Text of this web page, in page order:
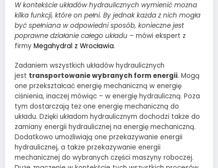
W kontekście układów hydraulicznych wymienić można
kilka funkcji, które on pełni. By jednak każda z nich mogła
być spełniana w odpowiedni sposób, konieczne jest
poprawne działanie całego układu – mówi ekspert z
firmy Megahydral z Wrocławia.
Zadaniem wszystkich układów hydraulicznych
jest transportowanie wybranych form energii. Mogą
one przekształcać energię mechaniczną w energię
ciśnienia, inaczej mówiąc – w energię hydrauliczną. Poza
tym dostarczają też one energię mechaniczną do
układu. Dzięki układom hydraulicznym dochodzi także do
zamiany energii hydraulicznej na energię mechaniczną.
Dodatkowo umożliwiają one przekazywanie energii
hydraulicznej, a także przekazywanie energii
mechanicznej do wybranych części maszyny roboczej.